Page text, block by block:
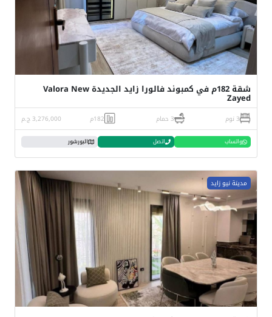
شقة 182م في كمبوند فالورا زايد الجديدة Valora New
Zayed
3 نوم 3 حمام 182م 3,276,000 ج.م
واتساب اتصل البورشور
مدينة نيو زايد